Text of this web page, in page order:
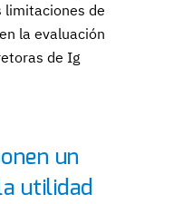
limitaciones de
la evaluación
de Ig
un
utilidad